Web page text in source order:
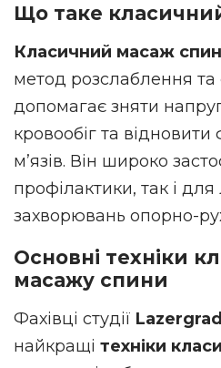
Що таке
Класичний масаж
метод розслаблення
допомагає зняти
кровообіг та відновити
м’язів. Він широко
профілактики, так і для
захворювань опорно-
Основні техніки
масажу спини
Фахівці студії Lazergrad
найкращі техніки